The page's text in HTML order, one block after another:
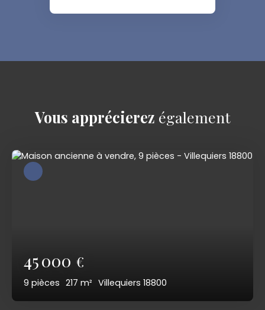
Vous apprécierez également
45 000 €
9 pièces 217 m² Villequiers 18800